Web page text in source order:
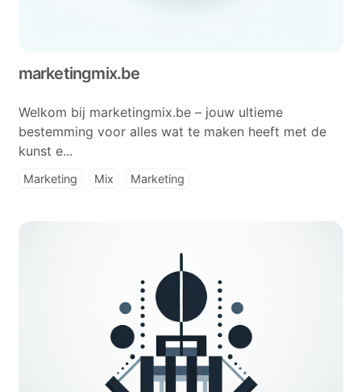
marketingmix.be
Welkom bij marketingmix.be – jouw ultieme
bestemming voor alles wat te maken heeft met de
kunst e...
Marketing Mix Marketing